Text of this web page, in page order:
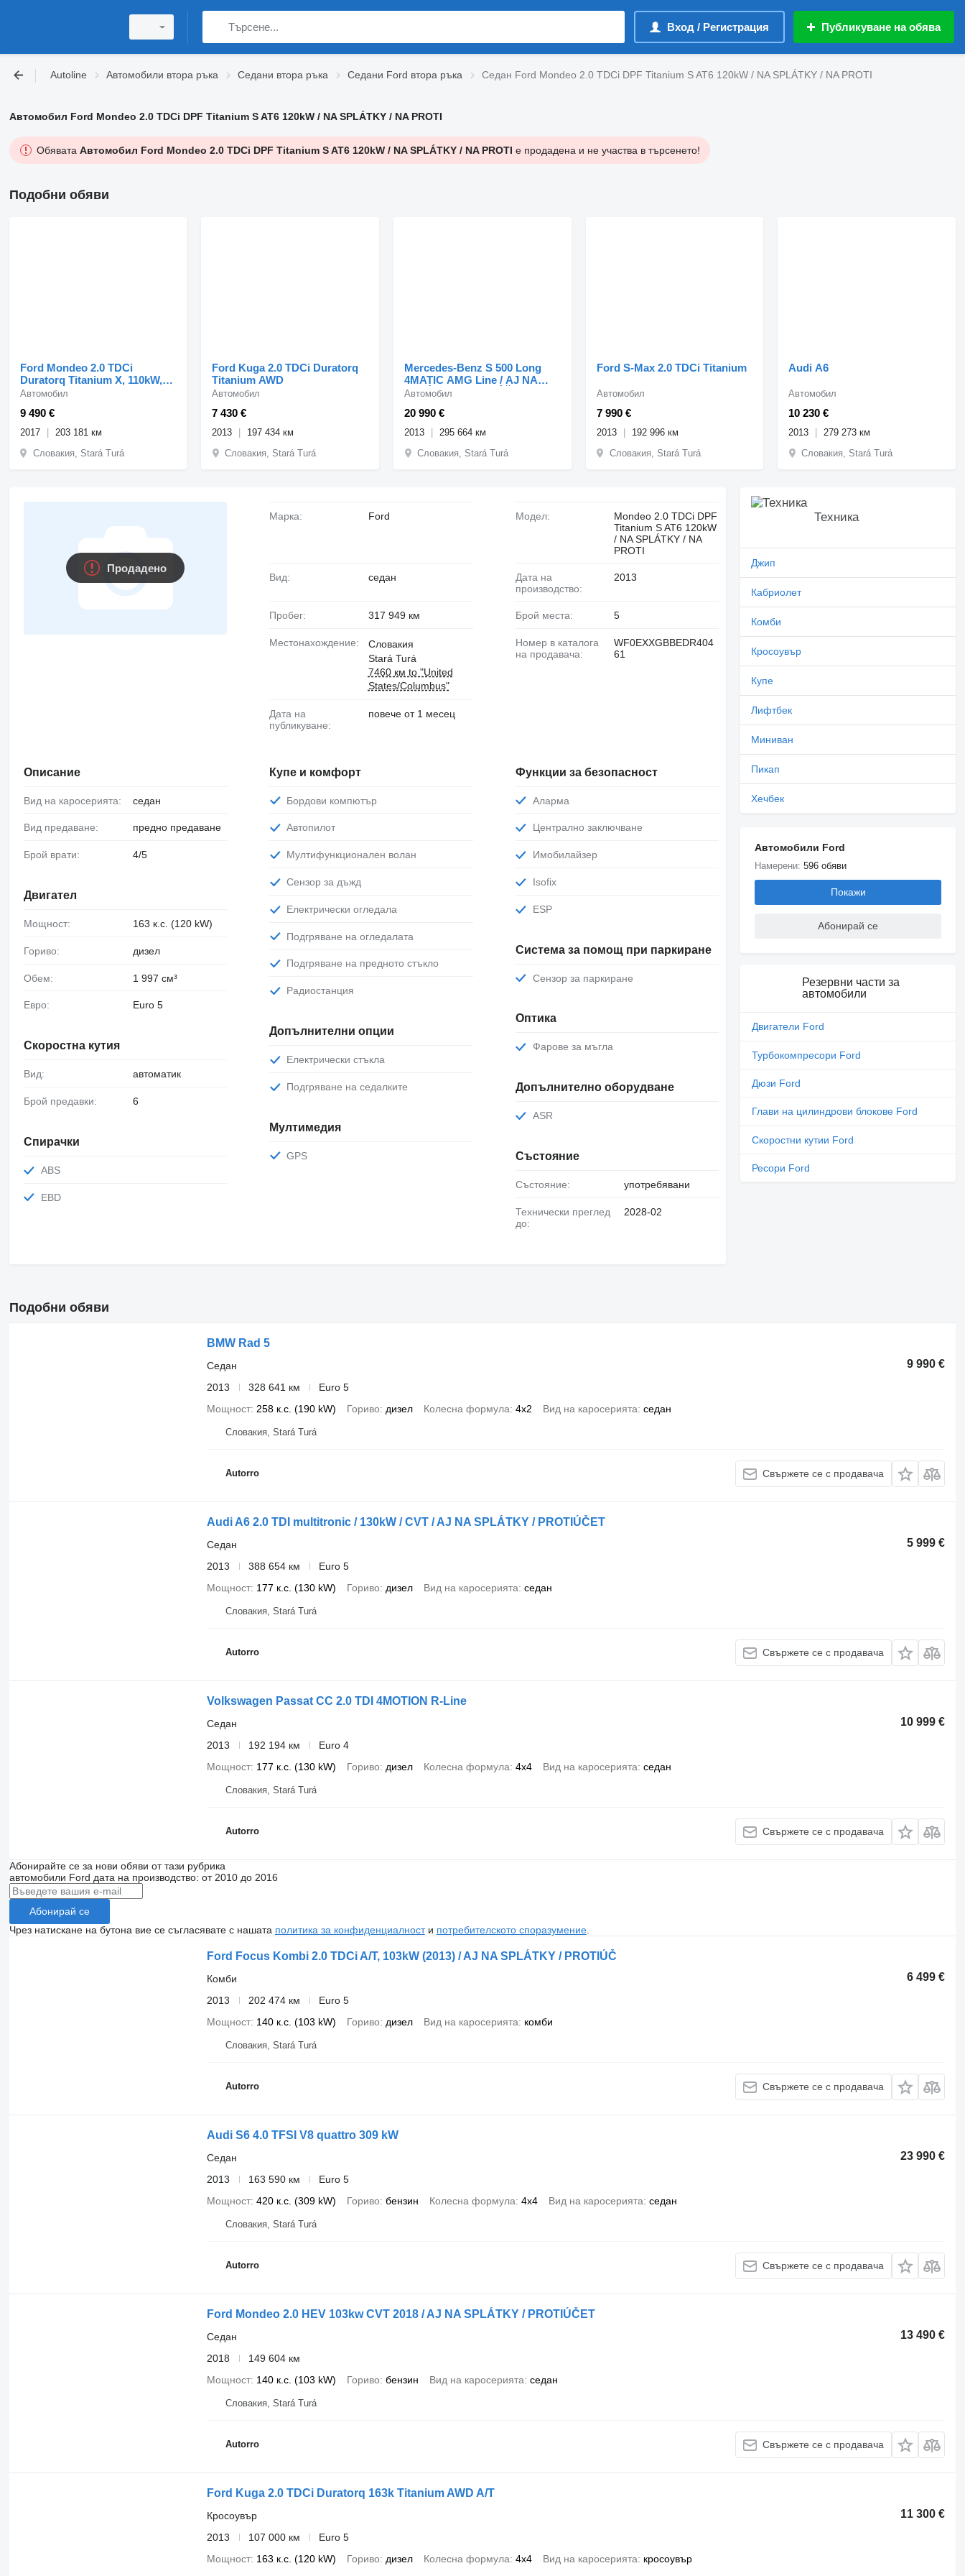
Вход / Регистрация Публикуване на обява
Autoline Автомобили втора ръка Седани втора ръка Седани Ford втора ръка Седан Ford Mondeo 2.0 TDCi DPF Titanium S AT6 120kW / NA SPLÁTKY / NA PROTI
Автомобил Ford Mondeo 2.0 TDCi DPF Titanium S AT6 120kW / NA SPLÁTKY / NA PROTI
Обявата Автомобил Ford Mondeo 2.0 TDCi DPF Titanium S AT6 120kW / NA SPLÁTKY / NA PROTI е продадена и не участва в търсенето!
Подобни обяви
Ford Mondeo 2.0 TDCi
Duratorq Titanium X, 110kW,
M6 / FINANCOVANIE /
9 490 €
Автомобил
2017
203 181 км
Словакия, Stará Turá
Ford Kuga 2.0 TDCi Duratorq
Titanium AWD
7 430 €
Автомобил
2013
197 434 км
Словакия, Stará Turá
Mercedes-Benz S 500 Long
4MATIC AMG Line / AJ NA
SPLÁTKY / PROTIÚČET /
20 990 €
Автомобил
2013
295 664 км
Словакия, Stará Turá
Ford S-Max 2.0 TDCi Titanium
7 990 €
Автомобил
2013
192 996 км
Словакия, Stará Turá
Audi A6
10 230 €
Автомобил
2013
279 273 км
Словакия, Stará Turá
Продадено
Марка: Ford Модел:
Mondeo 2.0 TDCi DPF
Titanium S AT6 120kW
/ NA SPLÁTKY / NA
PROTI
Вид: седан
Дата на
производство:
2013
Пробег: 317 949 км Брой места: 5
Местонахождение:
Словакия
Stará Turá
7460 км to "United
States/Columbus"
Номер в каталога
на продавача:
WF0EXXGBBEDR404
61
Дата на
публикуване:
повече от 1 месец
Описание
Вид на каросерията: седан
Вид предаване: предно предаване
Брой врати: 4/5
Двигател
Мощност: 163 к.с. (120 kW)
Гориво: дизел
Обем: 1 997 см³
Евро: Euro 5
Скоростна кутия
Вид: автоматик
Брой предавки: 6
Спирачки
ABS
EBD
Купе и комфорт
Бордови компютър
Автопилот
Мултифункционален волан
Сензор за дъжд
Електрически огледала
Подгряване на огледалата
Подгряване на предното стъкло
Радиостанция
Допълнителни опции
Електрически стъкла
Подгряване на седалките
Мултимедия
GPS
Функции за безопасност
Аларма
Централно заключване
Имобилайзер
Isofix
ESP
Система за помощ при паркиране
Сензор за паркиране
Оптика
Фарове за мъгла
Допълнително оборудване
ASR
Състояние
Състояние: употребявани
Технически преглед
до:
2028-02
Техника
Джип
Кабриолет
Комби
Кросоувър
Купе
Лифтбек
Миниван
Пикап
Хечбек
Автомобили Ford
Намерени:596 обяви
Покажи
Абонирай се
Резервни части за
автомобили
Двигатели Ford
Турбокомпресори Ford
Дюзи Ford
Глави на цилиндрови блокове Ford
Скоростни кутии Ford
Ресори Ford
Подобни обяви
BMW Rad 5
9 990 €
Седан
2013
328 641 км
Euro 5
Мощност 258 к.с. (190 kW) Гориво дизел Колесна формула 4x2 Вид на каросерията седан
Словакия, Stará Turá
Autorro Свържете се с продавача
Audi A6 2.0 TDI multitronic / 130kW / CVT / AJ NA SPLÁTKY / PROTIÚČET
5 999 €
Седан
2013
388 654 км
Euro 5
Мощност 177 к.с. (130 kW) Гориво дизел Вид на каросерията седан
Словакия, Stará Turá
Autorro Свържете се с продавача
Volkswagen Passat CC 2.0 TDI 4MOTION R-Line
10 999 €
Седан
2013
192 194 км
Euro 4
Мощност 177 к.с. (130 kW) Гориво дизел Колесна формула 4x4 Вид на каросерията седан
Словакия, Stará Turá
Autorro Свържете се с продавача
Абонирайте се за нови обяви от тази рубрика
автомобили Ford дата на производство: от 2010 до 2016
Абонирай се
Чрез натискане на бутона вие се съгласявате с нашата политика за конфиденциалности потребителското споразумение.
Ford Focus Kombi 2.0 TDCi A/T, 103kW (2013) / AJ NA SPLÁTKY / PROTIÚČ
6 499 €
Комби
2013
202 474 км
Euro 5
Мощност 140 к.с. (103 kW) Гориво дизел Вид на каросерията комби
Словакия, Stará Turá
Autorro Свържете се с продавача
Audi S6 4.0 TFSI V8 quattro 309 kW
23 990 €
Седан
2013
163 590 км
Euro 5
Мощност 420 к.с. (309 kW) Гориво бензин Колесна формула 4x4 Вид на каросерията седан
Словакия, Stará Turá
Autorro Свържете се с продавача
Ford Mondeo 2.0 HEV 103kw CVT 2018 / AJ NA SPLÁTKY / PROTIÚČET
13 490 €
Седан
2018
149 604 км
Мощност 140 к.с. (103 kW) Гориво бензин Вид на каросерията седан
Словакия, Stará Turá
Autorro Свържете се с продавача
Ford Kuga 2.0 TDCi Duratorq 163k Titanium AWD A/T
11 300 €
Кросоувър
2013
107 000 км
Euro 5
Мощност 163 к.с. (120 kW) Гориво дизел Колесна формула 4x4 Вид на каросерията кросоувър